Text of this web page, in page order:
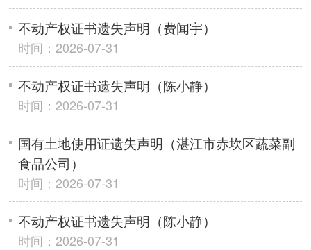
不动产权证书遗失声明（费闻宇）
时间：2026-07-31
不动产权证书遗失声明（陈小静）
时间：2026-07-31
国有土地使用证遗失声明（湛江市赤坎区蔬菜副
食品公司）
时间：2026-07-31
不动产权证书遗失声明（陈小静）
时间：2026-07-31